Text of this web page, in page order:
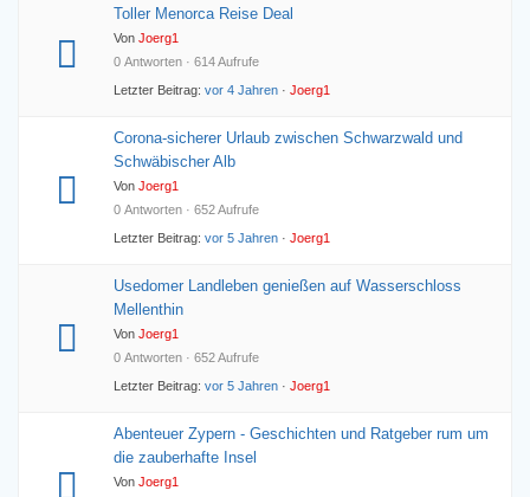
Toller Menorca Reise Deal
Von Joerg1
0 Antworten · 614 Aufrufe
Letzter Beitrag: vor 4 Jahren · Joerg1
Corona-sicherer Urlaub zwischen Schwarzwald und
Schwäbischer Alb
Von Joerg1
0 Antworten · 652 Aufrufe
Letzter Beitrag: vor 5 Jahren · Joerg1
Usedomer Landleben genießen auf Wasserschloss
Mellenthin
Von Joerg1
0 Antworten · 652 Aufrufe
Letzter Beitrag: vor 5 Jahren · Joerg1
Abenteuer Zypern - Geschichten und Ratgeber rum um
die zauberhafte Insel
Von Joerg1